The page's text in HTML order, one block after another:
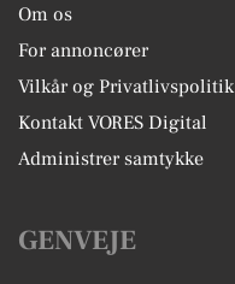
Om os
For annoncører
Vilkår og Privatlivspolitik
Kontakt VORES Digital
Administrer samtykke
GENVEJE